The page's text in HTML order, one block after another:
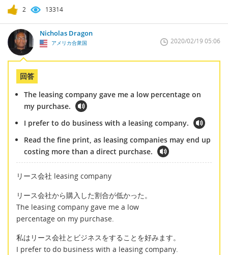
2 13314
Nicholas Dragon
アメリカ合衆国 2020/02/19 05:06
回答
The leasing company gave me a low percentage on
my purchase.
I prefer to do business with a leasing company.
Read the fine print, as leasing companies may end up
costing more than a direct purchase.
リース会社 leasing company
リース会社から購入した割合が低かった。
The leasing company gave me a low
percentage on my purchase.
私はリース会社とビジネスをすることを好みます。
I prefer to do business with a leasing company.